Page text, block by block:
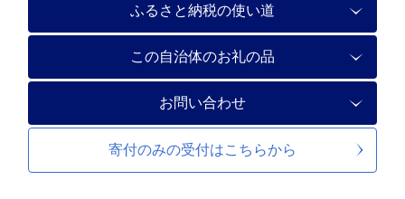
ふるさと納税の使い道
この自治体のお礼の品
お問い合わせ
寄付のみの受付はこちらから